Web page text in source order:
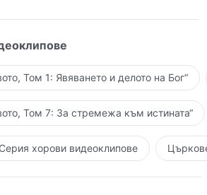
Том 1: Явяването и делото на Бог“
Том 7: За стремежа към истината“
Серия хорови видеоклипове